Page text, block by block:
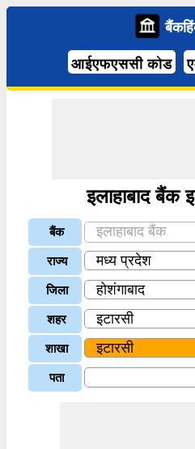
आईएफएससी कोड
इलाहाबाद बैंक
बैंक
राज्य
जिला
शहर
शाखा
पता